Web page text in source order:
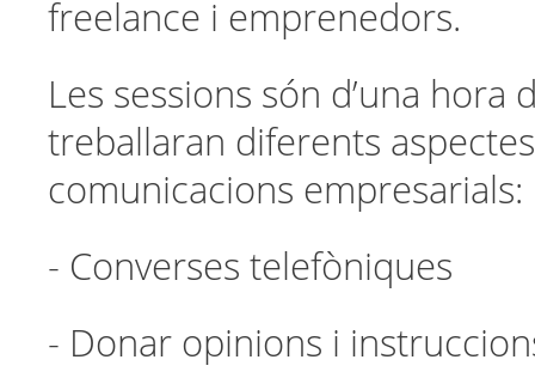
freelance i emprenedors.
Les sessions són d’una hora
treballaran diferents
comunicacions empresarials:
- Converses telefòniques
- Donar opinions i